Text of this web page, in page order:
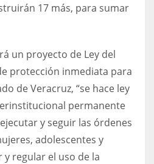
17 más, para sumar
un proyecto de Ley del
protección inmediata para
de Veracruz, “se hace ley
permanente
y seguir las órdenes
adolescentes y
regular el uso de la